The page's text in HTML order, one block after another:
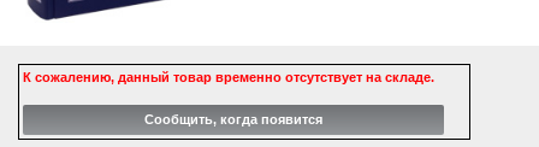
К сожалению, данный товар временно отсутствует на складе.